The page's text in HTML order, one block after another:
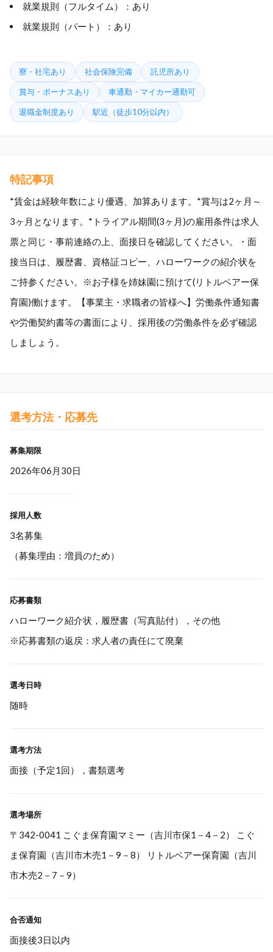
就業規則（フルタイム）：あり
就業規則（パート）：あり
寮・社宅あり 社会保険完備 託児所あり
賞与・ボーナスあり 車通勤・マイカー通勤可
退職金制度あり 駅近（徒歩10分以内）
特記事項
*賃金は経験年数により優遇、加算あります。*賞与は2ヶ月～
3ヶ月となります。*トライアル期間(3ヶ月)の雇用条件は求人
票と同じ・事前連絡の上、面接日を確認してください。・面
接当日は、履歴書、資格証コピー、ハローワークの紹介状を
ご持参ください。※お子様を姉妹園に預けて(リトルベアー保
育園)働けます。【事業主・求職者の皆様へ】労働条件通知書
や労働契約書等の書面により、採用後の労働条件を必ず確認
しましょう。
選考方法・応募先
募集期限
2026年06月30日
採用人数
3名募集
（募集理由：増員のため）
応募書類
ハローワーク紹介状，履歴書（写真貼付），その他
※応募書類の返戻：求人者の責任にて廃棄
選考日時
随時
選考方法
面接（予定1回），書類選考
選考場所
〒342-0041 こぐま保育園マミー（吉川市保1－4－2） こぐ
ま保育園（吉川市木売1－9－8） リトルベアー保育園（吉川
市木売2－7－9）
合否通知
面接後3日以内